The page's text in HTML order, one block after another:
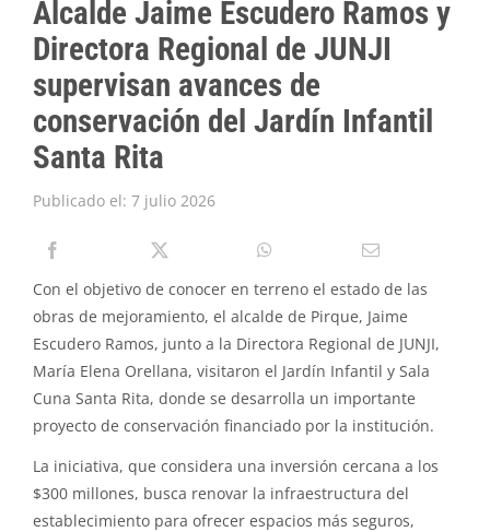
PIRQUE TRANSPARENTE
SOLICITAR INFORMACIÓN TRANSPARENCIA
Alcalde Jaime Escudero Ramos y
Directora Regional de JUNJI
supervisan avances de
conservación del Jardín Infantil
Santa Rita
Publicado el: 7 julio 2026
Con el objetivo de conocer en terreno el estado de las
obras de mejoramiento, el alcalde de Pirque, Jaime
Escudero Ramos, junto a la Directora Regional de JUNJI,
María Elena Orellana, visitaron el Jardín Infantil y Sala
Cuna Santa Rita, donde se desarrolla un importante
proyecto de conservación financiado por la institución.
La iniciativa, que considera una inversión cercana a los
$300 millones, busca renovar la infraestructura del
establecimiento para ofrecer espacios más seguros,